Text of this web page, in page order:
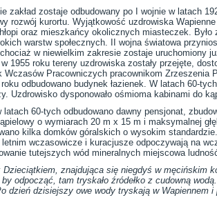
zakład zostaje odbudowany po I wojnie w latach
rozwój kurortu. Wyjątkowość uzdrowiska
oraz mieszkańcy okolicznych miasteczek.
warstw społecznych. II wojna światowa
w niewielkim zakresie zostaje uruchomiony
w 1955 roku tereny uzdrowiska zostały przejęte,
Wczasów Pracowniczych pracownikom Zrzeszenia
odbudowano budynek łazienek. W latach 60-
Uzdrowisko dysponowało ośmioma kabinami do
latach 60-tych odbudowano dawny pensjonat,
o wymiarach 20 m x 15 m i maksymalnej
kilka domków góralskich o wysokim
wczasowicze i kuracjusze odpoczywają na
tutejszych wód mineralnych miejscowa
Dzieciątkiem, znajdująca się niegdyś w męcińskim
by odpocząć, tam tryskało źródełko z cudowną
dzień dzisiejszy owe wody tryskają w Wapiennem